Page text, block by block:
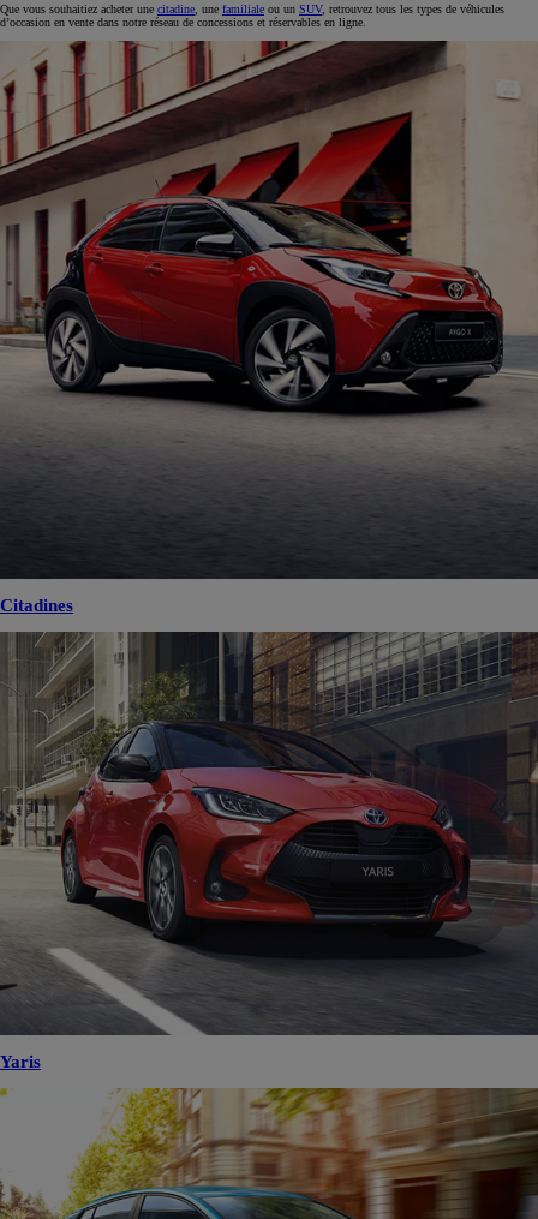
Que vous souhaitiez acheter une citadine , une familiale ou un SUV, retrouvez tous les types de véhicules
d’occasion en vente dans notre réseau de concessions et réservables en ligne.
Citadines
Yaris